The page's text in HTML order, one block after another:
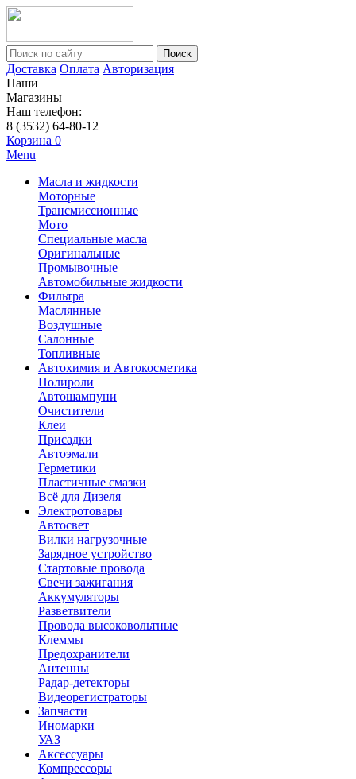
Поиск
Доставка Оплата Авторизация
Наши
Магазины
Наш телефон:
8 (3532) 64-80-12
Корзина 0
Menu
Масла и жидкости
Моторные
Трансмиссионные
Мото
Специальные масла
Оригинальные
Промывочные
Автомобильные жидкости
Фильтра
Маслянные
Воздушные
Салонные
Топливные
Автохимия и Автокосметика
Полироли
Автошампуни
Очистители
Клеи
Присадки
Автоэмали
Герметики
Пластичные смазки
Всё для Дизеля
Электротовары
Автосвет
Вилки нагрузочные
Зарядное устройство
Стартовые провода
Свечи зажигания
Аккумуляторы
Разветвители
Провода высоковольтные
Клеммы
Предохранители
Антенны
Радар-детекторы
Видеорегистраторы
Запчасти
Иномарки
УАЗ
Аксесcуары
Компрессоры